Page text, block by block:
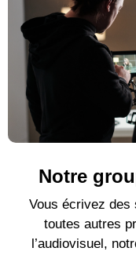
Notre
Vous écrivez des
toutes autres
l’audiovisuel,